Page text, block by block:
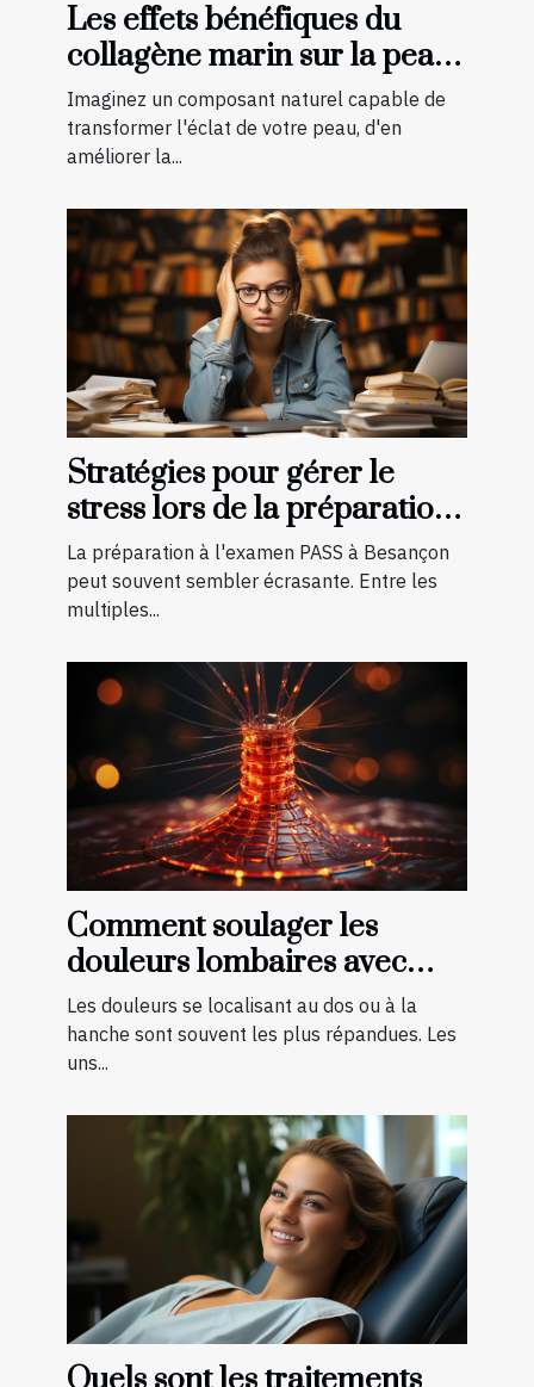
Les effets bénéfiques du
collagène marin sur la peau :
une transformation à
découvrir
Imaginez un composant naturel capable de
transformer l'éclat de votre peau, d'en
améliorer la...
Stratégies pour gérer le
stress lors de la préparation
à l'examen PASS à Besançon
La préparation à l'examen PASS à Besançon
peut souvent sembler écrasante. Entre les
multiples...
Comment soulager les
douleurs lombaires avec
quelques exercices ?
Les douleurs se localisant au dos ou à la
hanche sont souvent les plus répandues. Les
uns...